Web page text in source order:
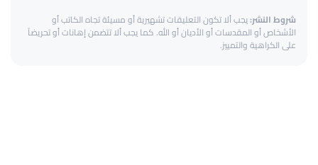
شروط النشر:يجب ألا تكون التعليقات تشهيرية أو مسيئة تجاه الكاتب أو
الأشخاص أو المقدسات أو الأديان أو الله. كما يجب ألا تتضمن إهانات أو تحريضاً
على الكراهية والتمييز.